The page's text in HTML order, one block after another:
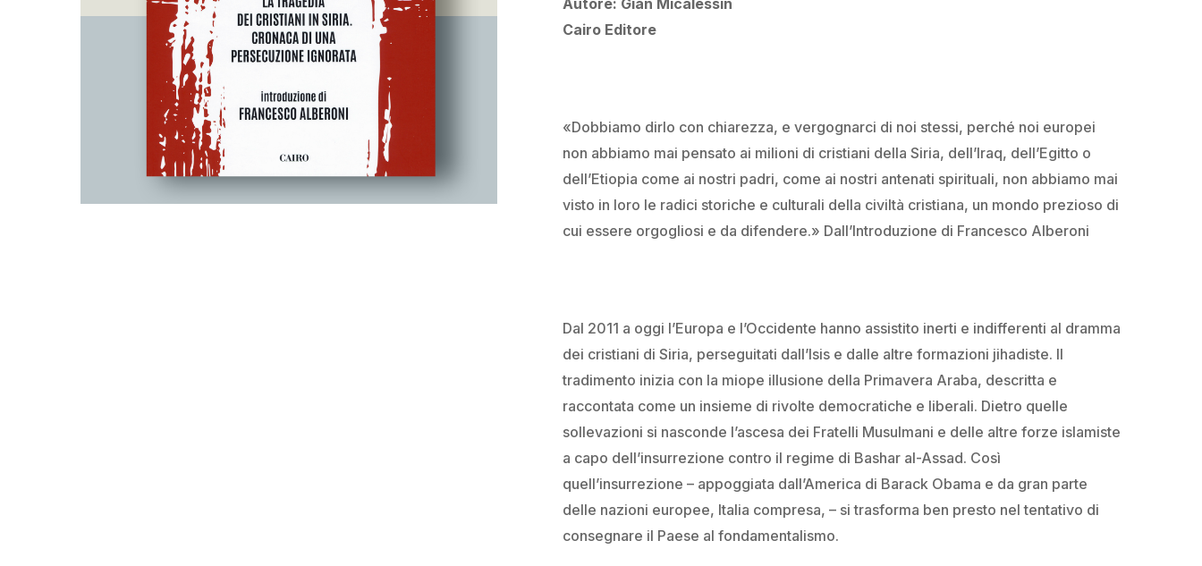
Autore: Gian Micalessin
Cairo Editore
«Dobbiamo dirlo con chiarezza, e vergognarci di noi stessi, perché noi europei
non abbiamo mai pensato ai milioni di cristiani della Siria, dell’Iraq, dell’Egitto o
dell’Etiopia come ai nostri padri, come ai nostri antenati spirituali, non abbiamo mai
visto in loro le radici storiche e culturali della civiltà cristiana, un mondo prezioso di
cui essere orgogliosi e da difendere.» Dall’Introduzione di Francesco Alberoni
Dal 2011 a oggi l’Europa e l’Occidente hanno assistito inerti e indifferenti al dramma
dei cristiani di Siria, perseguitati dall’Isis e dalle altre formazioni jihadiste. Il
tradimento inizia con la miope illusione della Primavera Araba, descritta e
raccontata come un insieme di rivolte democratiche e liberali. Dietro quelle
sollevazioni si nasconde l’ascesa dei Fratelli Musulmani e delle altre forze islamiste
a capo dell’insurrezione contro il regime di Bashar al-Assad. Così
quell’insurrezione – appoggiata dall’America di Barack Obama e da gran parte
delle nazioni europee, Italia compresa, – si trasforma ben presto nel tentativo di
consegnare il Paese al fondamentalismo.